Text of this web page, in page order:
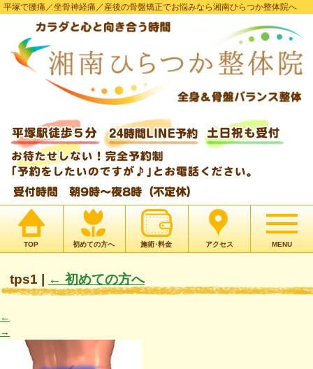
平塚で腰痛／坐骨神経痛／産後の骨盤矯正でお悩みなら湘南ひらつか整体院へ
TOP 初めての方へ 施術･料金 アクセス MENU
tps1 | ← 初めての方へ
←
→